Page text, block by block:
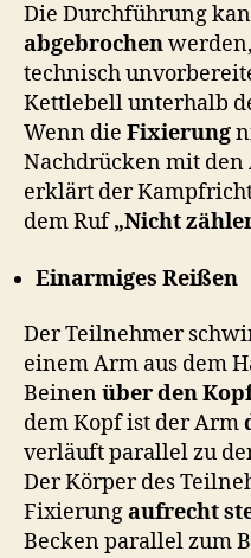
Die Durchführung
abgebrochen
technisch
Kettlebell unterhalb
Wenn die Fixierung
Nachdrücken mit
erklärt der
dem Ruf„Nicht
Einarmiges Reißen
Der Teilnehmer
einem Arm aus dem
Beinenüber den
dem Kopf ist der Arm
verläuft parallel zu
Der Körper des
Fixierungaufrecht
Becken parallel zum